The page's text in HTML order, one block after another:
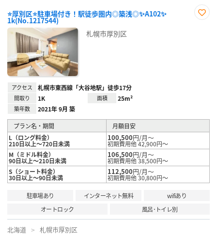
⭐厚別区⭐駐車場付き！駅徒歩圏内◎築浅◎✨A102✨
1k(No.1217544)
札幌市厚別区
アクセス 札幌市東西線「大谷地駅」徒歩17分
間取り 1K 面積 25m²
築年数 2021年 9月 築
プラン名・期間
月額目安
L（ロング料金）
210日以上～720日未満
100,500円/月～
初期費用他 42,900円～
M（ミドル料金）
90日以上～210日未満
106,500円/月～
初期費用他 38,500円～
S（ショート料金）
30日以上～90日未満
112,500円/月～
初期費用他 30,800円～
駐車場あり インターネット無料
wifiあり
オートロック
風呂･トイレ別
北海道 札幌市厚別区